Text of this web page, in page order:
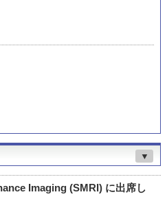
▼
Imaging (SMRI) に出席し